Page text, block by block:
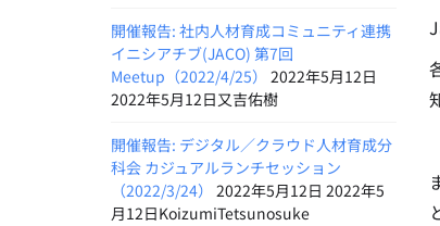
開催報告: 社内人材育成コミュニティ連携
イニシアチブ(JACO) 第7回
Meetup（2022/4/25） 2022年5月12日
2022年5月12日又吉佑樹
開催報告: デジタル／クラウド人材育成分
科会 カジュアルランチセッション
（2022/3/24） 2022年5月12日 2022年5
月12日KoizumiTetsunosuke